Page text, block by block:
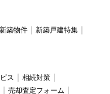
築物件
新築戸建特集
ス
相続対策
売却査定フォーム